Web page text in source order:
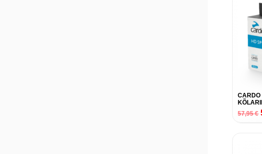
CARDO
57,95€